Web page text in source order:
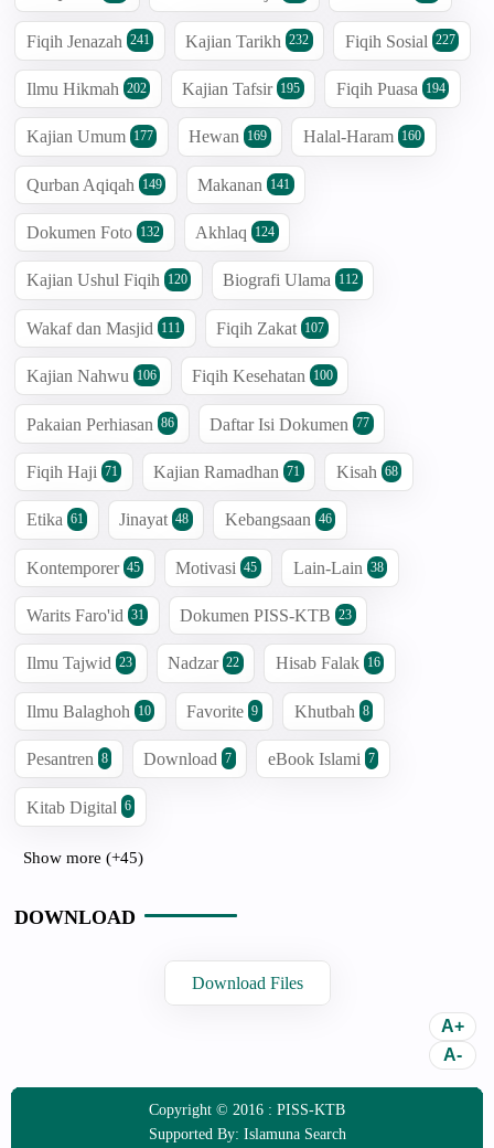
Fiqih Jenazah 241 Kajian Tarikh 232 Fiqih Sosial 227
Ilmu Hikmah 202 Kajian Tafsir 195 Fiqih Puasa 194
Kajian Umum 177 Hewan 169 Halal-Haram 160
Qurban Aqiqah 149 Makanan 141
Dokumen Foto 132 Akhlaq 124
Kajian Ushul Fiqih 120 Biografi Ulama 112
Wakaf dan Masjid 111 Fiqih Zakat 107
Kajian Nahwu 106 Fiqih Kesehatan 100
Pakaian Perhiasan 86 Daftar Isi Dokumen 77
Fiqih Haji 71 Kajian Ramadhan 71 Kisah 68
Etika 61 Jinayat 48 Kebangsaan 46
Kontemporer 45 Motivasi 45 Lain-Lain 38
Warits Faro'id 31 Dokumen PISS-KTB 23
Ilmu Tajwid 23 Nadzar 22 Hisab Falak 16
Ilmu Balaghoh 10 Favorite 9 Khutbah 8
Pesantren 8 Download 7 eBook Islami 7
Kitab Digital 6
Show more (+45)
DOWNLOAD
Download Files
Copyright © 2016 : PISS-KTB
Supported By: Islamuna Search